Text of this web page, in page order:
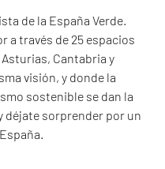
de la España Verde.
a través de 25 espacios
Cantabria y
visión, y donde la
sostenible se dan la
déjate sorprender por un